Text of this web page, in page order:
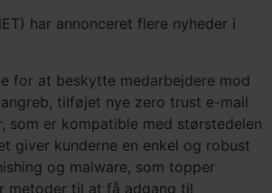
har annonceret flere nyheder i
for at beskytte medarbejdere mod
tilføjet nye zero trust e-mail
som er kompatible med størstedelen
giver kunderne en enkel og robust
og malware, som topper
metoder til at få adgang til